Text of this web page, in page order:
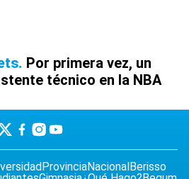
Por primera vez, un
técnico en la NBA
ProvinciaNacionalBerisso